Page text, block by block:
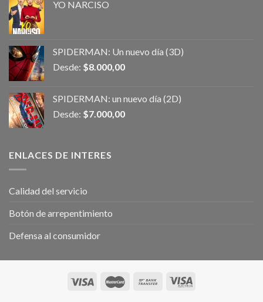
YO NARCISO
SPIDERMAN: Un nuevo día (3D)
Desde: $8.000,00
SPIDERMAN: un nuevo día (2D)
Desde: $7.000,00
ENLACES DE INTERES
Calidad del servicio
Botón de arrepentimiento
Defensa al consumidor